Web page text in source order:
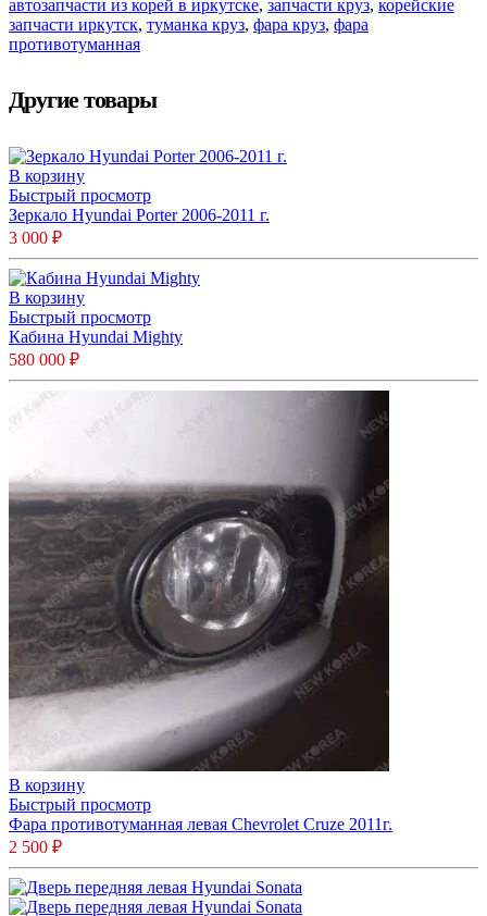
автозапчасти из корей в иркутске, запчасти круз, корейские
запчасти иркутск, туманка круз, фара круз, фара
противотуманная
Другие товары
В корзину
Быстрый просмотр
Зеркало Hyundai Porter 2006-2011 г.
3 000 ₽
В корзину
Быстрый просмотр
Кабина Hyundai Mighty
580 000 ₽
В корзину
Быстрый просмотр
Фара противотуманная левая Chevrolet Cruze 2011г.
2 500 ₽